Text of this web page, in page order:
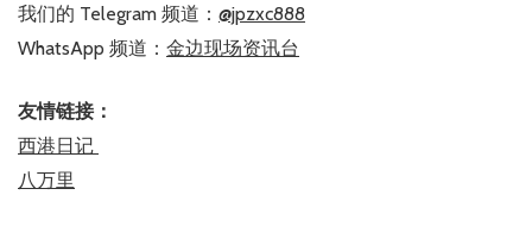
我们的 Telegram 频道： @jpzxc888
WhatsApp 频道： 金边现场资讯台
友情链接：
西港日记
八万里